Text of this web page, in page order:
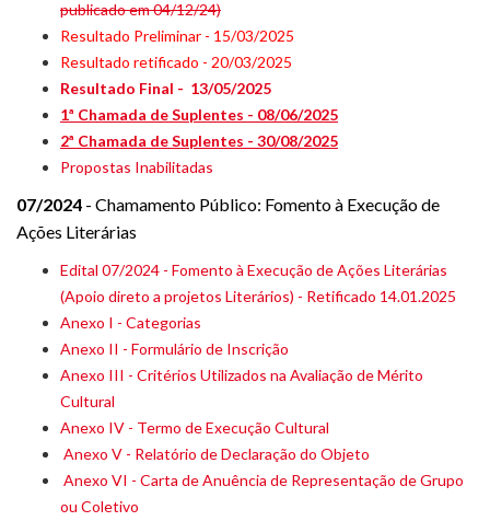
publicado em 04/12/24)
Resultado Preliminar - 15/03/2025
Resultado retificado - 20/03/2025
Resultado Final - 13/05/2025
1ª Chamada de Suplentes - 08/06/2025
2ª Chamada de Suplentes - 30/08/2025
Propostas Inabilitadas
07/2024 - Chamamento Público: Fomento à Execução de
Ações Literárias
Edital 07/2024 - Fomento à Execução de Ações Literárias
(Apoio direto a projetos Literários) - Retificado 14.01.2025
Anexo I - Categorias
Anexo II - Formulário de Inscrição
Anexo III - Critérios Utilizados na Avaliação de Mérito
Cultural
Anexo IV - Termo de Execução Cultural
Anexo V - Relatório de Declaração do Objeto
Anexo VI - Carta de Anuência de Representação de Grupo
ou Coletivo